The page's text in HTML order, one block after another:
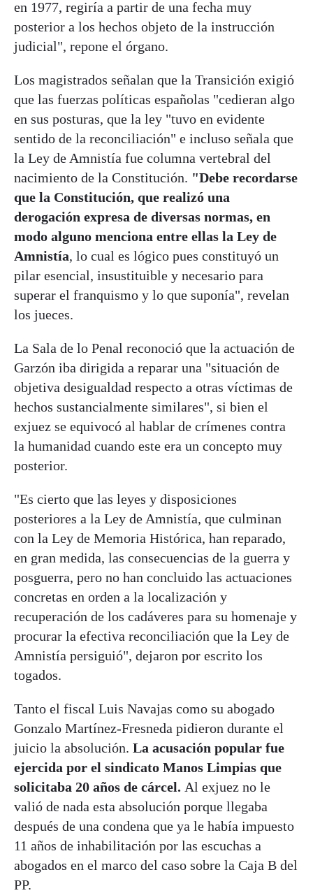
en 1977, regiría a partir de una fecha muy
posterior a los hechos objeto de la instrucción
judicial", repone el órgano.
Los magistrados señalan que la Transición exigió
que las fuerzas políticas españolas "cedieran algo
en sus posturas, que la ley "tuvo en evidente
sentido de la reconciliación" e incluso señala que
la Ley de Amnistía fue columna vertebral del
nacimiento de la Constitución. "Debe recordarse
que la Constitución, que realizó una
derogación expresa de diversas normas, en
modo alguno menciona entre ellas la Ley de
Amnistía, lo cual es lógico pues constituyó un
pilar esencial, insustituible y necesario para
superar el franquismo y lo que suponía", revelan
los jueces.
La Sala de lo Penal reconoció que la actuación de
Garzón iba dirigida a reparar una "situación de
objetiva desigualdad respecto a otras víctimas de
hechos sustancialmente similares", si bien el
exjuez se equivocó al hablar de crímenes contra
la humanidad cuando este era un concepto muy
posterior.
"Es cierto que las leyes y disposiciones
posteriores a la Ley de Amnistía, que culminan
con la Ley de Memoria Histórica, han reparado,
en gran medida, las consecuencias de la guerra y
posguerra, pero no han concluido las actuaciones
concretas en orden a la localización y
recuperación de los cadáveres para su homenaje y
procurar la efectiva reconciliación que la Ley de
Amnistía persiguió", dejaron por escrito los
togados.
Tanto el fiscal Luis Navajas como su abogado
Gonzalo Martínez-Fresneda pidieron durante el
juicio la absolución. La acusación popular fue
ejercida por el sindicato Manos Limpias que
solicitaba 20 años de cárcel. Al exjuez no le
valió de nada esta absolución porque llegaba
después de una condena que ya le había impuesto
11 años de inhabilitación por las escuchas a
abogados en el marco del caso sobre la Caja B del
PP.